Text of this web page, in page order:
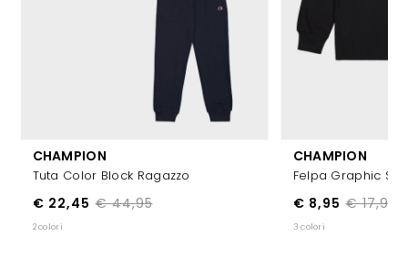
CHAMPION
Tuta Color Block Ragazzo
€ 44,95
€ 22,45
2 colori
CHAMPION
Felpa Graphic
€ 17,95
€ 8,95
3 colori